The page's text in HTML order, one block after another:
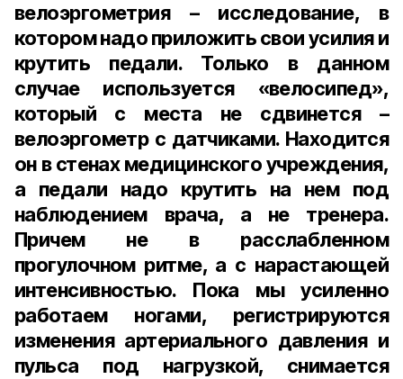
велоэргометрия – исследование, в
котором надо приложить свои усилия и
крутить педали. Только в данном
случае используется «велосипед»,
который с места не сдвинется –
велоэргометр с датчиками. Находится
он в стенах медицинского учреждения,
а педали надо крутить на нем под
наблюдением врача, а не тренера.
Причем не в расслабленном
прогулочном ритме, а с нарастающей
интенсивностью. Пока мы усиленно
работаем ногами, регистрируются
изменения артериального давления и
пульса под нагрузкой, снимается